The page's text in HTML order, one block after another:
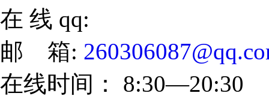
在 线 qq:
邮 箱:
在线时间： 8:30—20:30